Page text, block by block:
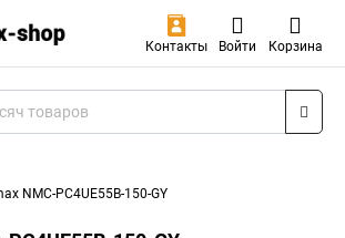
Контакты Войти Корзина
NMC-PC4UE55B-150-GY